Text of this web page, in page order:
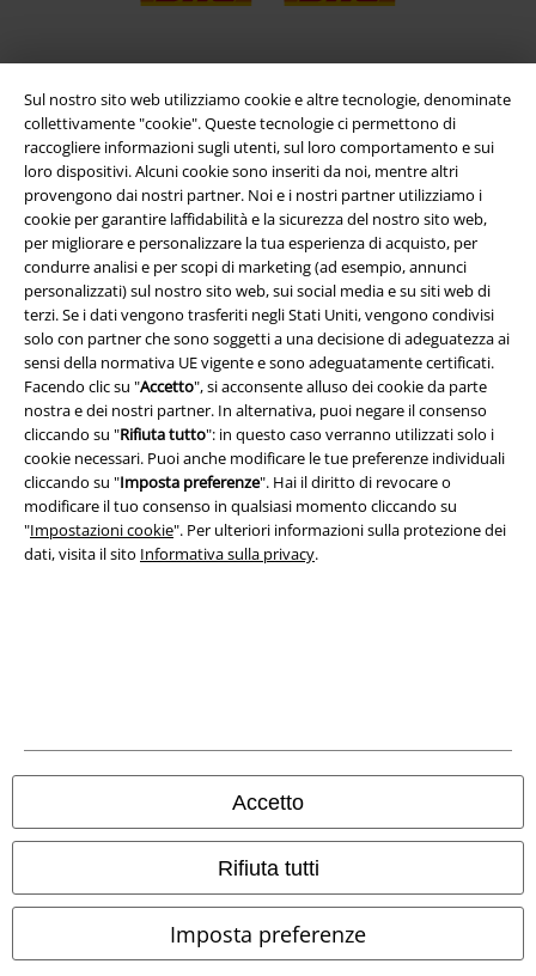
Sul nostro sito web utilizziamo cookie e altre tecnologie, denominate
collettivamente "cookie". Queste tecnologie ci permettono di
raccogliere informazioni sugli utenti, sul loro comportamento e sui
loro dispositivi. Alcuni cookie sono inseriti da noi, mentre altri
provengono dai nostri partner. Noi e i nostri partner utilizziamo i
cookie per garantire laffidabilità e la sicurezza del nostro sito web,
per migliorare e personalizzare la tua esperienza di acquisto, per
condurre analisi e per scopi di marketing (ad esempio, annunci
personalizzati) sul nostro sito web, sui social media e su siti web di
terzi. Se i dati vengono trasferiti negli Stati Uniti, vengono condivisi
solo con partner che sono soggetti a una decisione di adeguatezza ai
sensi della normativa UE vigente e sono adeguatamente certificati.
Facendo clic su "Accetto", si acconsente alluso dei cookie da parte
nostra e dei nostri partner. In alternativa, puoi negare il consenso
cliccando su "Rifiuta tutto": in questo caso verranno utilizzati solo i
cookie necessari. Puoi anche modificare le tue preferenze individuali
cliccando su "Imposta preferenze". Hai il diritto di revocare o
modificare il tuo consenso in qualsiasi momento cliccando su
"Impostazioni cookie". Per ulteriori informazioni sulla protezione dei
dati, visita il sito Informativa sulla privacy.
Accetto
Rifiuta tutti
Imposta preferenze
App EMP
Scarica la nuova app di EMP!
A Warner Music Group Company
Legge sulla Privacy
Smaltimento rifiuti e protezione dell’ambiente
Dichiarazione di Conformità
Informazioni sull'accessibilità